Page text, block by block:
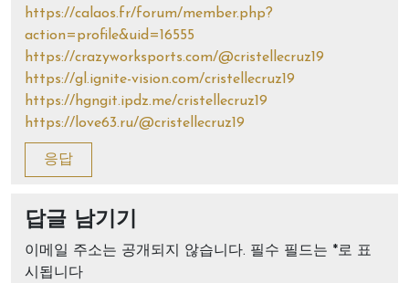
https://calaos.fr/forum/member.php?
action=profile&uid=16555
https://crazyworksports.com/@cristellecruz19
https://gl.ignite-vision.com/cristellecruz19
https://hgngit.ipdz.me/cristellecruz19
https://love63.ru/@cristellecruz19
응답
답글 남기기
이메일 주소는 공개되지 않습니다. 필수 필드는 *로 표
시됩니다